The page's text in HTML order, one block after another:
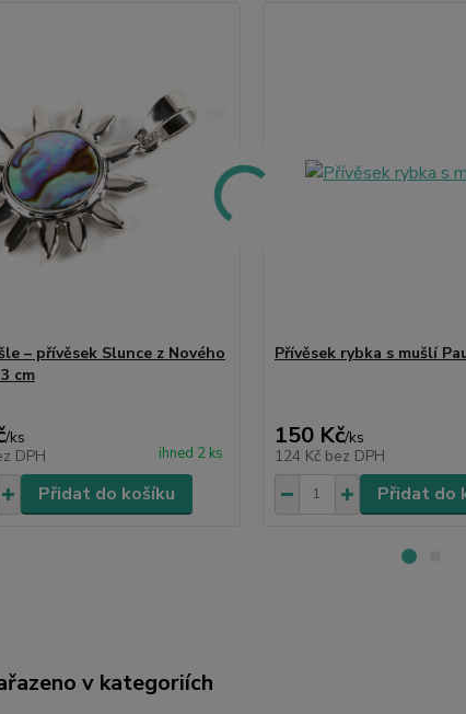
– přívěsek Slunce z Nového
cm
/ks
DPH ihned 2 ks
Přidat do košíku
Přívěsek rybka s mušlí
150 Kč/ks
124 Kč bez DPH
Přidat do
v kategoriích